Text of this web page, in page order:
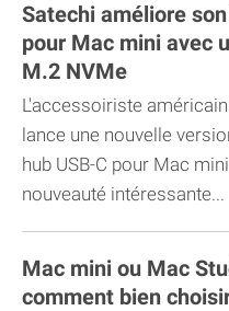
Satechi améliore
pour Mac mini avec
M.2 NVMe
L'accessoiriste
lance une nouvelle
hub USB-C pour Mac
nouveauté intéressante...
Mac mini ou Mac
comment bien